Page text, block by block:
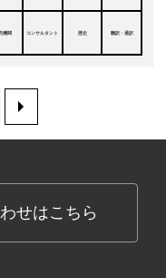
機関 コンサルタント 歴史 翻訳・通訳
>
せはこちら